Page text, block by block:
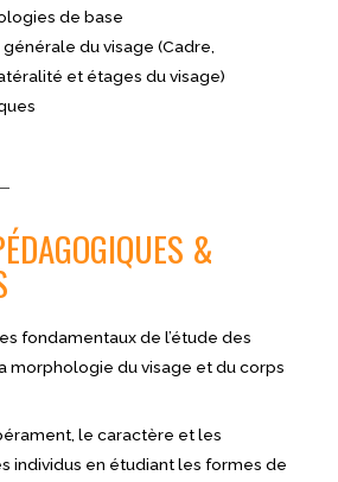
de base
générale du visage (Cadre,
et étages du visage)
&
fondamentaux de l’étude des
morphologie du visage et du corps
le caractère et les
individus en étudiant les formes de